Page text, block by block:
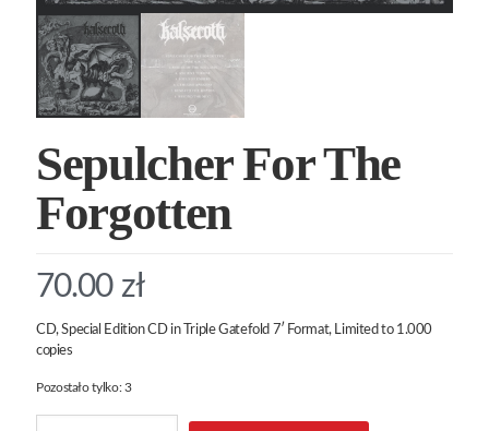
Sepulcher For The
Forgotten
70.00 zł
CD, Special Edition CD in Triple Gatefold 7′ Format, Limited to 1.000
copies
Pozostało tylko: 3